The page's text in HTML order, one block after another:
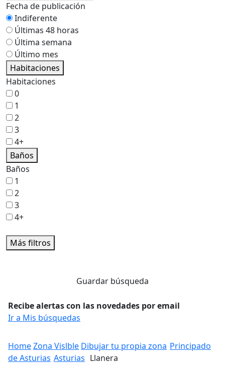
Fecha de publicación
Indiferente
Últimas 48 horas
Última semana
Último mes
Habitaciones
Habitaciones
0
1
2
3
4+
Baños
Baños
1
2
3
4+
Más filtros
Guardar búsqueda
Recibe alertas con las novedades por email
Ir a Mis búsquedas
HomeZona Vislble Dibujar tu propia zona Principado
de Asturias Asturias Llanera